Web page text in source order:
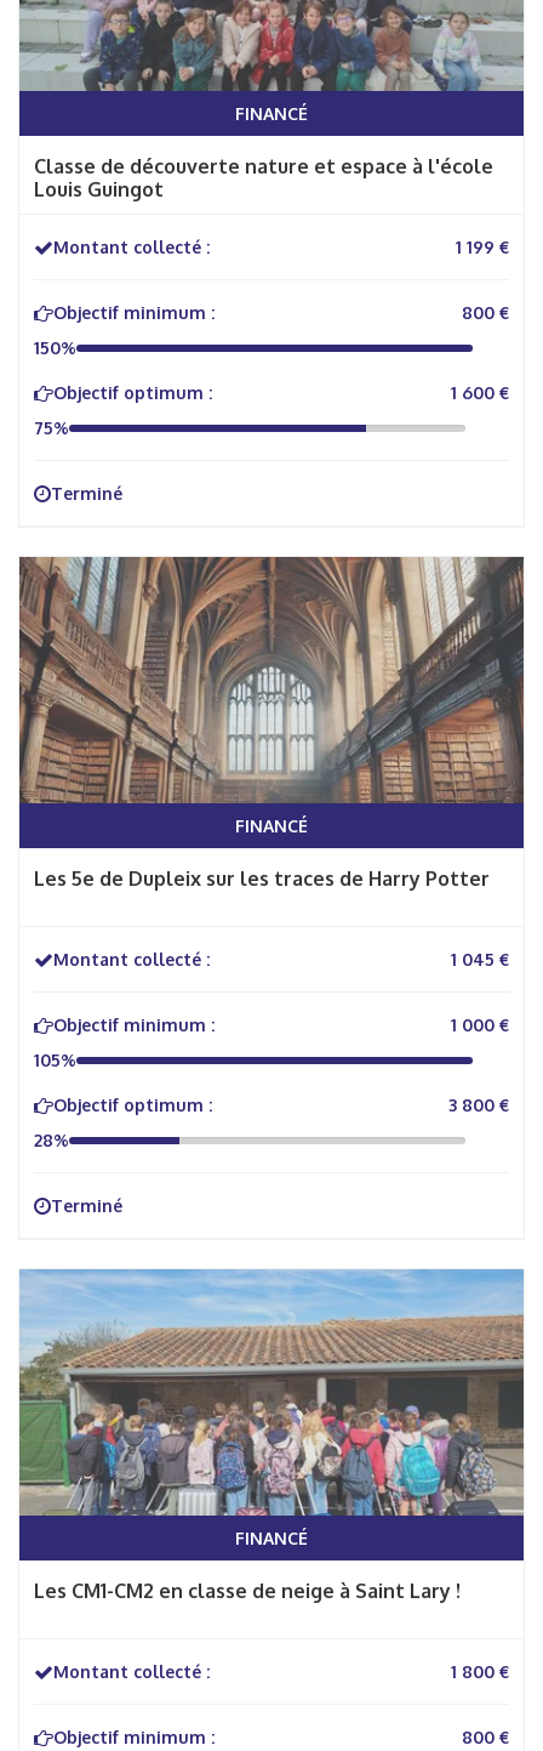
FINANCÉ
Classe de découverte nature et espace à l'école
Louis Guingot
Montant collecté : 1 199 €
Objectif minimum :
800 €
150%
Objectif optimum :
1 600 €
75%
Terminé
FINANCÉ
Les 5e de Dupleix sur les traces de Harry Potter
Montant collecté : 1 045 €
Objectif minimum :
1 000 €
105%
Objectif optimum :
3 800 €
28%
Terminé
FINANCÉ
Les CM1-CM2 en classe de neige à Saint Lary !
Montant collecté : 1 800 €
Objectif minimum :
800 €